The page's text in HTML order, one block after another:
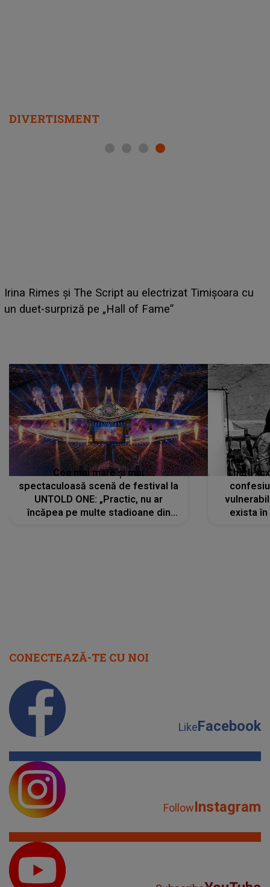
DIVERTISMENT
și The Script au electrizat Timișoara cu
pe „Hall of Fame”
Cea mai mare și mai
spectaculoasă scenă de festival la
UNTOLD ONE: „Practic, nu ar
încăpea pe multe stadioane din
Charli
exista
CONECTEAZĂ-TE CU NOI
LikeFacebook
FollowInstagram